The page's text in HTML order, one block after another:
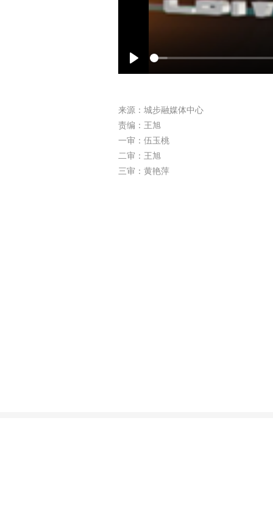
Play
来源：城步融媒体中心
责编：王旭
一审：伍玉桃
二审：王旭
三审：黄艳萍